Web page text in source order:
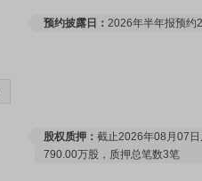
预约披露日： 2026年半年报预约
股权质押： 截止2026年08月07
790.00万股，质押总笔数3笔